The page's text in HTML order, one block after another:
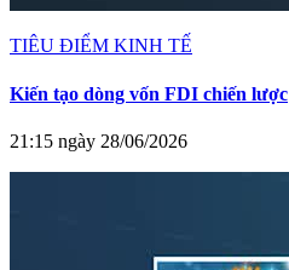
TIÊU ĐIỂM KINH TẾ
Kiến tạo dòng vốn FDI chiến lược
21:15 ngày 28/06/2026